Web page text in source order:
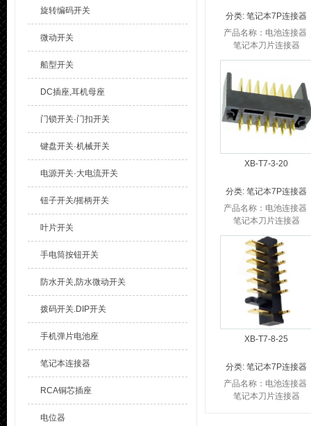
旋转编码开关
微动开关
船型开关
DC插座,耳机母座
门锁开关·门扣开关
键盘开关·机械开关
电源开关·大电流开关
钮子开关/摇柄开关
叶片开关
手电筒按钮开关
防水开关,防水微动开关
拨码开关.DIP开关
手机弹片电池座
笔记本连接器
RCA铜芯插座
电位器
分类: 笔记本7P连接器
产品名称：电池连接器
笔记本刀片连接器
品 牌：溪榜电子 笔记本
电池连接器产品参数：
笔记本电池连接器P...
XB-T7-3-20
分类: 笔记本7P连接器
产品名称：电池连接器
笔记本刀片连接器
品 牌：溪榜电子 笔记本
电池连接器产品参数：
笔记本电池连接器P...
XB-T7-8-25
分类: 笔记本7P连接器
产品名称：电池连接器
笔记本刀片连接器